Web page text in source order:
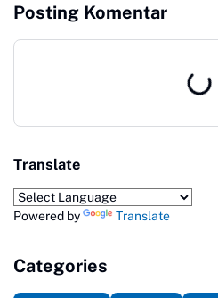
Posting Komentar
Translate
Powered by Translate
Categories